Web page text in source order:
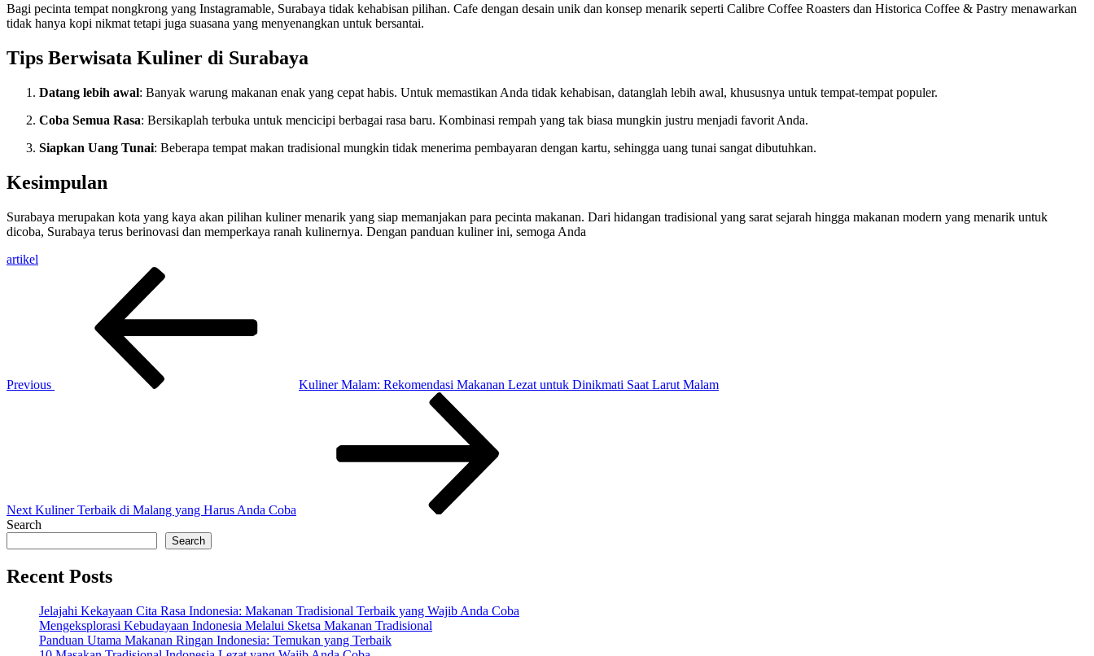
Bagi pecinta tempat nongkrong yang Instagramable, Surabaya tidak kehabisan pilihan. Cafe dengan desain unik dan konsep menarik seperti Calibre Coffee Roasters dan Historica Coffee & Pastry menawarkan
tidak hanya kopi nikmat tetapi juga suasana yang menyenangkan untuk bersantai.
Tips Berwisata Kuliner di Surabaya
Datang lebih awal: Banyak warung makanan enak yang cepat habis. Untuk memastikan Anda tidak kehabisan, datanglah lebih awal, khususnya untuk tempat-tempat populer.
Coba Semua Rasa: Bersikaplah terbuka untuk mencicipi berbagai rasa baru. Kombinasi rempah yang tak biasa mungkin justru menjadi favorit Anda.
Siapkan Uang Tunai: Beberapa tempat makan tradisional mungkin tidak menerima pembayaran dengan kartu, sehingga uang tunai sangat dibutuhkan.
Kesimpulan
Surabaya merupakan kota yang kaya akan pilihan kuliner menarik yang siap memanjakan para pecinta makanan. Dari hidangan tradisional yang sarat sejarah hingga makanan modern yang menarik untuk
dicoba, Surabaya terus berinovasi dan memperkaya ranah kulinernya. Dengan panduan kuliner ini, semoga Anda
artikel
Previous
Kuliner Malam: Rekomendasi Makanan Lezat untuk Dinikmati Saat Larut Malam
Next Kuliner Terbaik di Malang yang Harus Anda Coba
Search
Search
Recent Posts
Jelajahi Kekayaan Cita Rasa Indonesia: Makanan Tradisional Terbaik yang Wajib Anda Coba
Mengeksplorasi Kebudayaan Indonesia Melalui Sketsa Makanan Tradisional
Panduan Utama Makanan Ringan Indonesia: Temukan yang Terbaik